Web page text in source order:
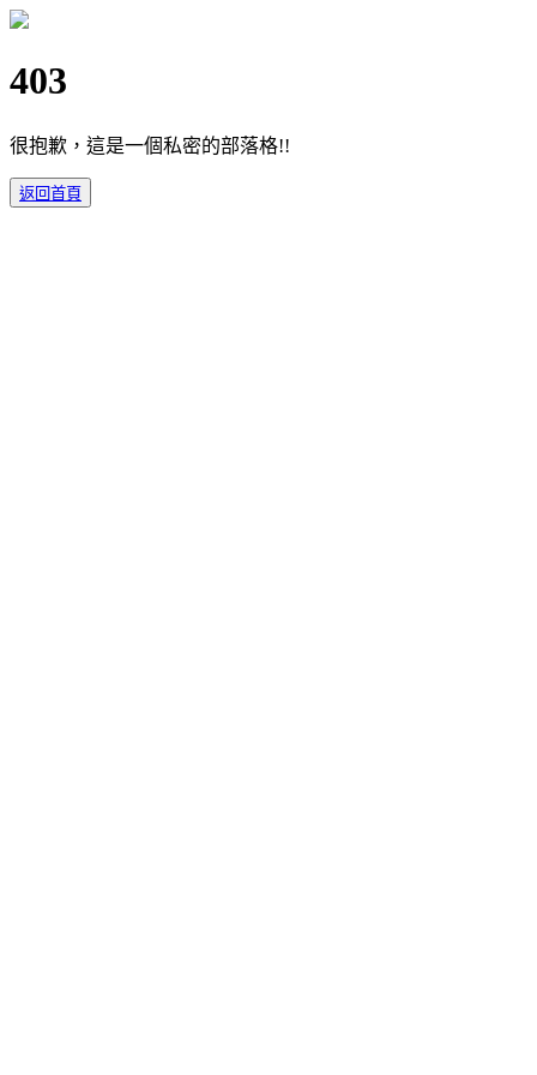
403
很抱歉，這是一個私密的部落格!!
返回首頁